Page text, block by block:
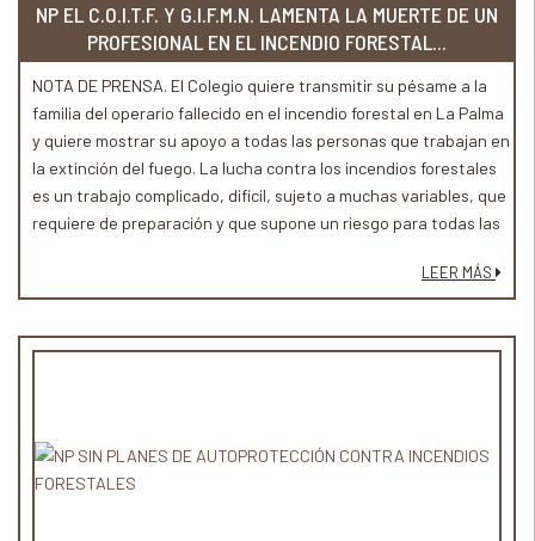
NP EL C.O.I.T.F. Y G.I.F.M.N. LAMENTA LA MUERTE DE UN
PROFESIONAL EN EL INCENDIO FORESTAL...
NOTA DE PRENSA. El Colegio quiere transmitir su pésame a la
familia del operario fallecido en el incendio forestal en La Palma
y quiere mostrar su apoyo a todas las personas que trabajan en
la extinción del fuego. La lucha contra los incendios forestales
es un trabajo complicado, difícil, sujeto a muchas variables, que
requiere de preparación y que supone un riesgo para todas las
Desde el Colegio Oficial de Ingenieros Técnicos Forestales
queremos reconocer públicamente el esfuerzo, dedicación y el
trabajo desarrollado por los profesionales que, año tras año,
profesionales los incendios forestales en España tendrían unas
LEER MÁS